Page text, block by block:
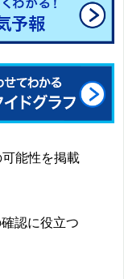
能性を掲載
認に役立つ